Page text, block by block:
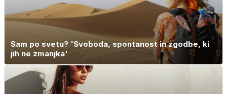
Sam po svetu? 'Svoboda, spontanost in zgodbe, ki
jih ne zmanjka'